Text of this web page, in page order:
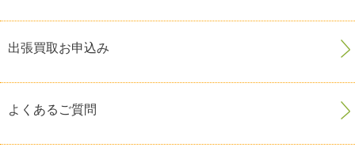
出張買取お申込み
よくあるご質問